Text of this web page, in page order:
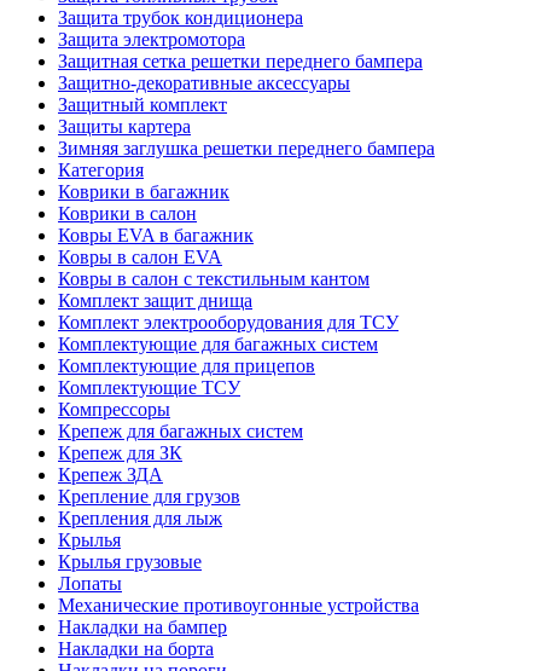
Защита трубок кондиционера
Защита электромотора
Защитная сетка решетки переднего бампера
Защитно-декоративные аксессуары
Защитный комплект
Защиты картера
Зимняя заглушка решетки переднего бампера
Категория
Коврики в багажник
Коврики в салон
Ковры EVA в багажник
Ковры в салон EVA
Ковры в салон с текстильным кантом
Комплект защит днища
Комплект электрооборудования для ТСУ
Комплектующие для багажных систем
Комплектующие для прицепов
Комплектующие ТСУ
Компрессоры
Крепеж для багажных систем
Крепеж для ЗК
Крепеж ЗДА
Крепление для грузов
Крепления для лыж
Крылья
Крылья грузовые
Лопаты
Механические противоугонные устройства
Накладки на бампер
Накладки на борта